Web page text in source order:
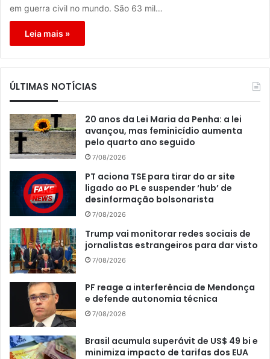
em guerra civil no mundo. São 63 mil…
Leia mais »
ÚLTIMAS NOTÍCIAS
20 anos da Lei Maria da Penha: a lei
avançou, mas feminicídio aumenta
pelo quarto ano seguido
7/08/2026
PT aciona TSE para tirar do ar site
ligado ao PL e suspender ‘hub’ de
desinformação bolsonarista
7/08/2026
Trump vai monitorar redes sociais de
jornalistas estrangeiros para dar visto
7/08/2026
PF reage a interferência de Mendonça
e defende autonomia técnica
7/08/2026
Brasil acumula superávit de US$ 49 bi e
minimiza impacto de tarifas dos EUA